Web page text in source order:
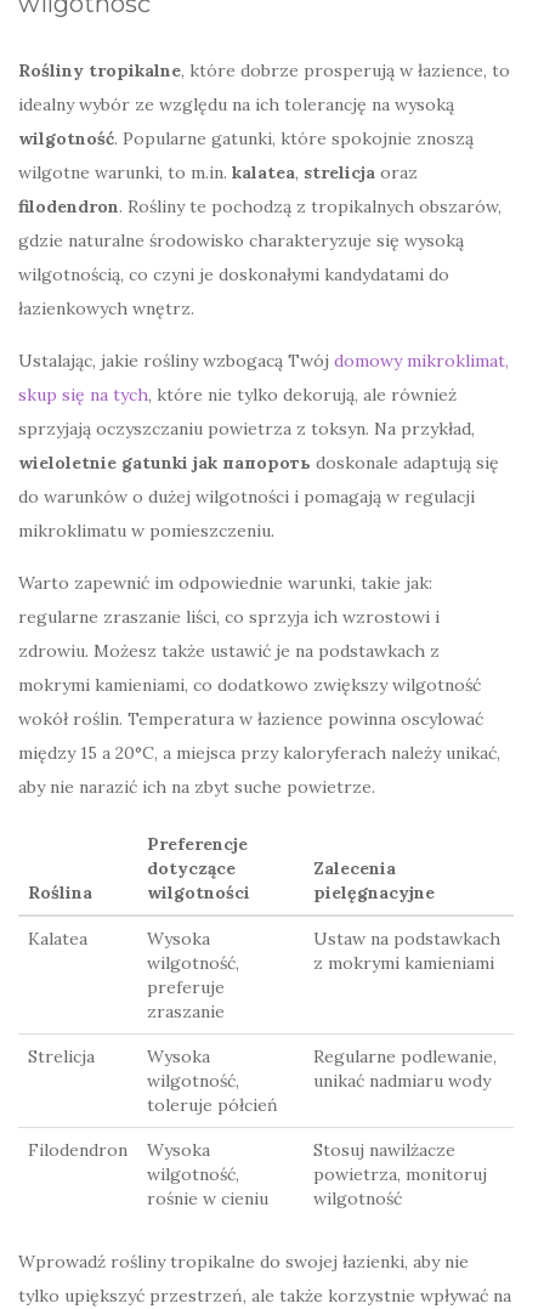
Rośliny tropikalne, które dobrze prosperują w łazience, to
idealny wybór ze względu na ich tolerancję na wysoką
wilgotność. Popularne gatunki, które spokojnie znoszą
wilgotne warunki, to m.in. kalatea, strelicja oraz
filodendron. Rośliny te pochodzą z tropikalnych obszarów,
gdzie naturalne środowisko charakteryzuje się wysoką
wilgotnością, co czyni je doskonałymi kandydatami do
łazienkowych wnętrz.
Ustalając, jakie rośliny wzbogacą Twój domowy mikroklimat,
skup się na tych, które nie tylko dekorują, ale również
sprzyjają oczyszczaniu powietrza z toksyn. Na przykład,
wieloletnie gatunki jak папороть doskonale adaptują się
do warunków o dużej wilgotności i pomagają w regulacji
mikroklimatu w pomieszczeniu.
Warto zapewnić im odpowiednie warunki, takie jak:
regularne zraszanie liści, co sprzyja ich wzrostowi i
zdrowiu. Możesz także ustawić je na podstawkach z
mokrymi kamieniami, co dodatkowo zwiększy wilgotność
wokół roślin. Temperatura w łazience powinna oscylować
między 15 a 20°C, a miejsca przy kaloryferach należy unikać,
aby nie narazić ich na zbyt suche powietrze.
Roślina
Preferencje
dotyczące
wilgotności
Zalecenia
pielęgnacyjne
Kalatea
Wysoka
wilgotność,
preferuje
zraszanie
Ustaw na podstawkach
z mokrymi kamieniami
Strelicja
Wysoka
wilgotność,
toleruje półcień
Regularne podlewanie,
unikać nadmiaru wody
Filodendron
Wysoka
wilgotność,
rośnie w cieniu
Stosuj nawilżacze
powietrza, monitoruj
wilgotność
Wprowadź rośliny tropikalne do swojej łazienki, aby nie
tylko upiększyć przestrzeń, ale także korzystnie wpływać na